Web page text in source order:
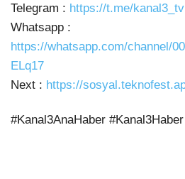
Telegram : https://t.me/kanal3_tv
Whatsapp :
https://whatsapp.com/channel/
ELq17
Next : https://
#Kanal3AnaHaber